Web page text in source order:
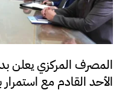
المصرف المركزي يعلن
الأحد القادم مع استمرار